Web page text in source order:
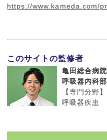
https://www.kameda.com/
このサイトの監修者
亀田総合病院
呼吸器内科
【専門分野】
呼吸器疾患